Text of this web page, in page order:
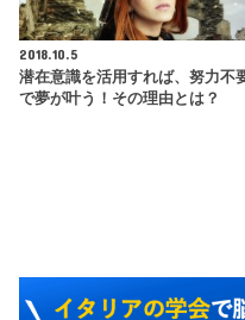
2018.10.5
潜在意識を活用すれば、努力不
で夢が叶う！その理由とは？